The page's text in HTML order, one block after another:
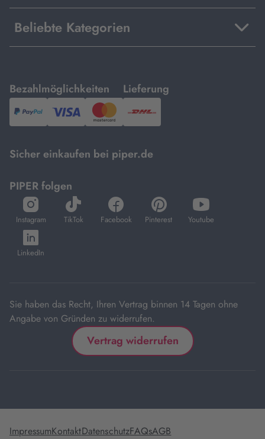
Beliebte Kategorien
Bezahlmöglichkeiten
mit
PayPal,Visa
und
Lieferung
mit
DHL.
Sicher einkaufen bei piper.de
PIPER folgen
Instagram
öffnet
in
neuem
Tab
TikTok
öffnet
in
Facebook
öffnet
in
Pinterest
öffnet
in
Youtube
öffnet
in
LinkedIn
öffnet
in
Sie haben das Recht, Ihren Vertrag binnen 14 Tagen ohne
Angabe von Gründen zu widerrufen.
Vertrag widerrufen
ImpressumKontaktDatenschutzFAQsAGB